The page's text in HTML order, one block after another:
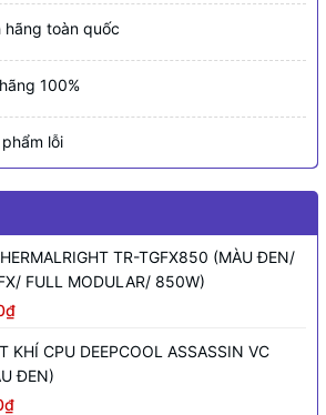
hãng toàn quốc
100%
lỗi
TR-TGFX850 (MÀU ĐEN/
FULL MODULAR/ 850W)
KHÍ CPU DEEPCOOL ASSASSIN VC
ĐEN)